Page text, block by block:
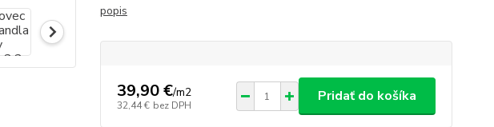
popis
39,90 €/m2
32,44 € bez DPH
Pridať do košíka